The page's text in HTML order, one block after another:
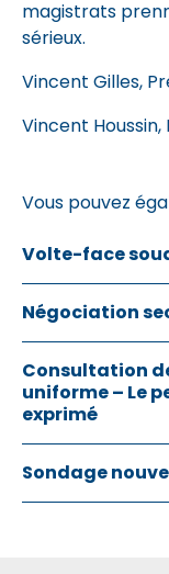
magistrats
sérieux.
Vincent Gilles,
Vincent
Vous pouvez
Volte-face
Négociation
Consultation
uniforme – Le
exprimé
Sondage